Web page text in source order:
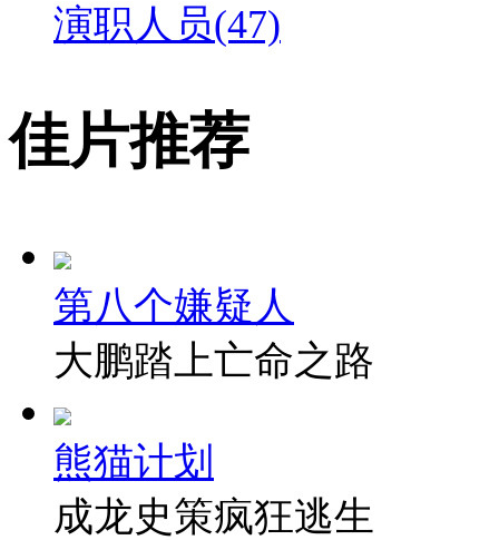
演职人员(47)
佳片推荐
第八个嫌疑人
大鹏踏上亡命之路
熊猫计划
成龙史策疯狂逃生